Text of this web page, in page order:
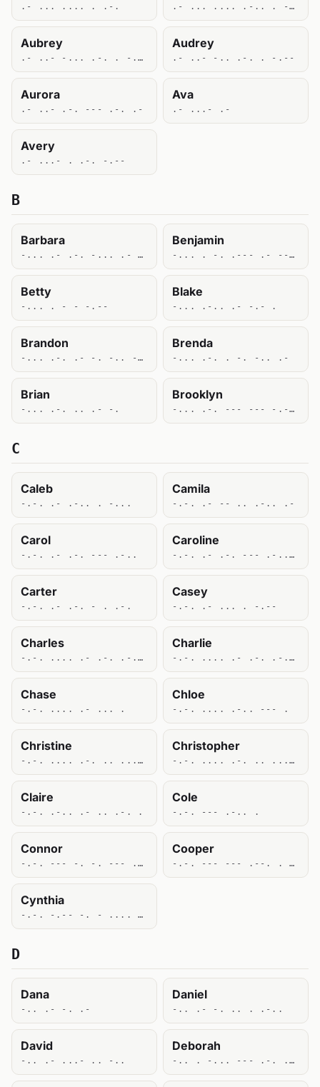
.- ... .... . .-. .- ... .... .-.. . -.--
Aubrey
.- ..- -... .-. . -.--
Audrey
.- ..- -.. .-. . -.--
Aurora
.- ..- .-. --- .-. .-
Ava
.- ...- .-
Avery
.- ...- . .-. -.--
B
Barbara
-... .- .-. -... .- .-. .-
Benjamin
-... . -. .--- .- -- .. -.
Betty
-... . - - -.--
Blake
-... .-.. .- -.- .
Brandon
-... .-. .- -. -.. --- -.
Brenda
-... .-. . -. -.. .-
Brian
-... .-. .. .- -.
Brooklyn
-... .-. --- --- -.- .-.. -.-- -.
C
Caleb
-.-. .- .-.. . -...
Camila
-.-. .- -- .. .-.. .-
Carol
-.-. .- .-. --- .-..
Caroline
-.-. .- .-. --- .-.. .. -. .
Carter
-.-. .- .-. - . .-.
Casey
-.-. .- ... . -.--
Charles
-.-. .... .- .-. .-.. . ...
Charlie
-.-. .... .- .-. .-.. .. .
Chase
-.-. .... .- ... .
Chloe
-.-. .... .-.. --- .
Christine
-.-. .... .-. .. ... - .. -. .
Christopher
-.-. .... .-. .. ... - --- .--. .... . .-.
Claire
-.-. .-.. .- .. .-. .
Cole
-.-. --- .-.. .
Connor
-.-. --- -. -. --- .-.
Cooper
-.-. --- --- .--. . .-.
Cynthia
-.-. -.-- -. - .... .. .-
D
Dana
-.. .- -. .-
Daniel
-.. .- -. .. . .-..
David
-.. .- ...- .. -..
Deborah
-.. . -... --- .-. .- ....